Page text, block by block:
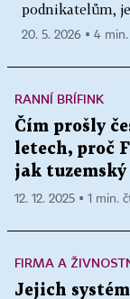
podnikatelům,
20. 5. 2026 ▪ 4
RANNÍ BRÍFINK
Čím prošly
letech, proč
jak tuzemský
12. 12. 2025 ▪ 1 min.
FIRMA A
Jejich